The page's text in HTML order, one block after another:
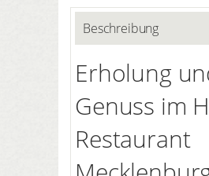
Beschreibung
Erholung
Genuss im
Restaurant